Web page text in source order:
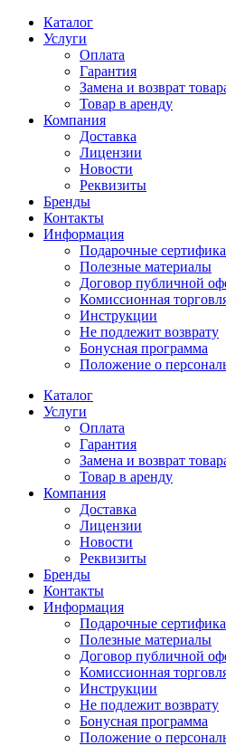
Каталог
Услуги
Оплата
Гарантия
Замена и возврат
Товар в аренду
Компания
Доставка
Лицензии
Новости
Реквизиты
Бренды
Контакты
Информация
Подарочные
Полезные материалы
Договор публичной
Комиссионная
Инструкции
Не подлежит возврату
Бонусная программа
Положение о
Каталог
Услуги
Оплата
Гарантия
Замена и возврат
Товар в аренду
Компания
Доставка
Лицензии
Новости
Реквизиты
Бренды
Контакты
Информация
Подарочные
Полезные материалы
Договор публичной
Комиссионная
Инструкции
Не подлежит возврату
Бонусная программа
Положение о